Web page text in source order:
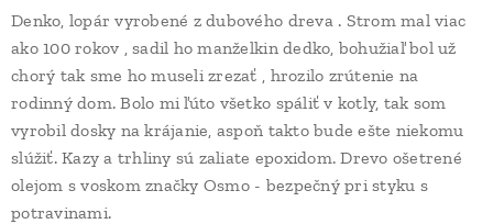
Denko, lopár vyrobené z dubového dreva . Strom mal viac
ako 100 rokov , sadil ho manželkin dedko, bohužiaľ bol už
chorý tak sme ho museli zrezať , hrozilo zrútenie na
rodinný dom. Bolo mi ľúto všetko spáliť v kotly, tak som
vyrobil dosky na krájanie, aspoň takto bude ešte niekomu
slúžiť. Kazy a trhliny sú zaliate epoxidom. Drevo ošetrené
olejom s voskom značky Osmo - bezpečný pri styku s
potravinami.